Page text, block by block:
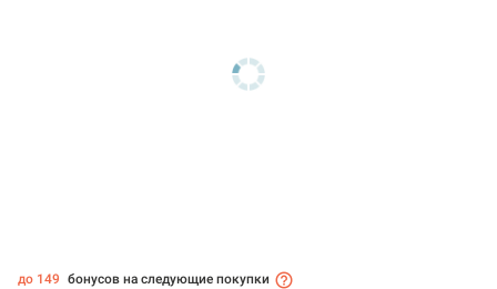
до 149 бонусов на следующие покупки